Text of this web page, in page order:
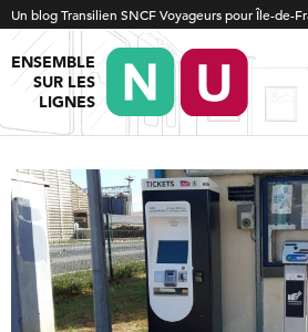
Un blog Transilien SNCF Voyageurs pour Île-de-
ENSEMBLE
SUR LES
LIGNES